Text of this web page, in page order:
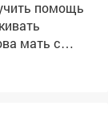
помощь
от
сына и 14-
в